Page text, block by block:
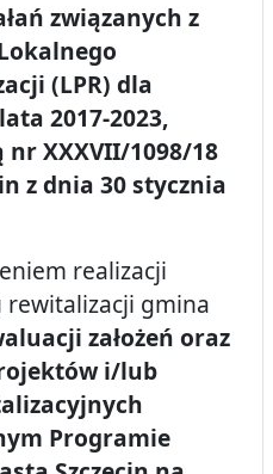
związanych z
(LPR) dla
2017-2023,
nr XXXVII/1098/18
z dnia 30 stycznia
realizacji
gmina
założeń oraz
i/lub
Programie